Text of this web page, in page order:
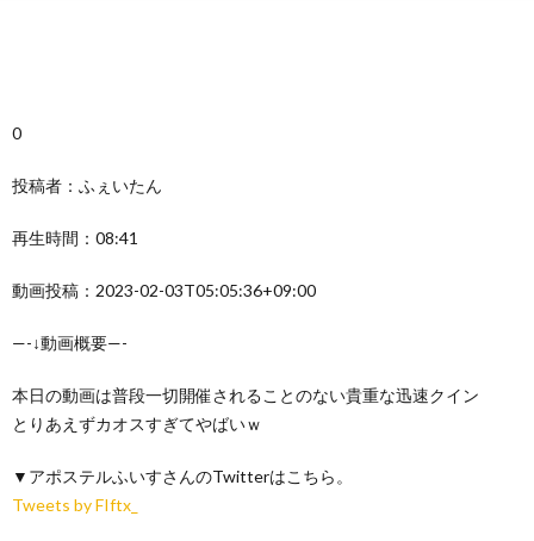
0
投稿者：ふぇいたん
再生時間：08:41
動画投稿：2023-02-03T05:05:36+09:00
—-↓動画概要—-
本日の動画は普段一切開催されることのない貴重な迅速クイン
とりあえずカオスすぎてやばいｗ
▼アポステルふいすさんのTwitterはこちら。
Tweets by FIftx_